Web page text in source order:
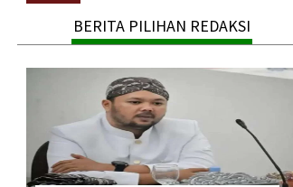
BERITA PILIHAN REDAKSI